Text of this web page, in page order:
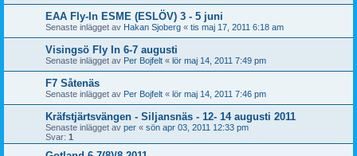
EAA Fly-In ESME (ESLÖV) 3 - 5 juni
Senaste inlägget av Hakan Sjoberg « tis maj 17, 2011 6:18 am
Visingsö Fly In 6-7 augusti
Senaste inlägget av Per Bojfelt « lör maj 14, 2011 7:49 pm
F7 Såtenäs
Senaste inlägget av Per Bojfelt « lör maj 14, 2011 7:46 pm
Kräfstjärtsvängen - Siljansnäs - 12- 14 augusti 2011
Senaste inlägget av per « sön apr 03, 2011 12:33 pm
Svar: 1